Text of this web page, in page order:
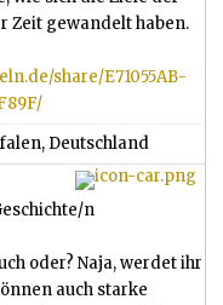
Zeit gewandelt haben.
share/E71055AB-
Deutschland
n
oder? Naja, werdet ihr
auch starke